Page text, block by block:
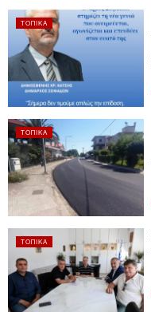
ΤΟΠΙΚΆ
ΤΟΠΙΚΆ
ΤΟΠΙΚΆ